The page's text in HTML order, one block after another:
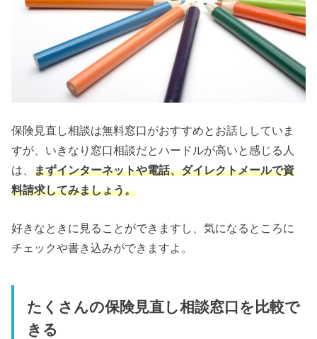
保険見直し相談は無料窓口がおすすめとお話ししていま
すが、いきなり窓口相談だとハードルが高いと感じる人
は、まずインターネットや電話、ダイレクトメールで資
料請求してみましょう。
好きなときに見ることができますし、気になるところに
チェックや書き込みができますよ。
たくさんの保険見直し相談窓口を比較で
きる